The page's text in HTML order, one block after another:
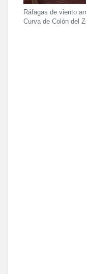
Ráfagas de viento
Curva de Colón del